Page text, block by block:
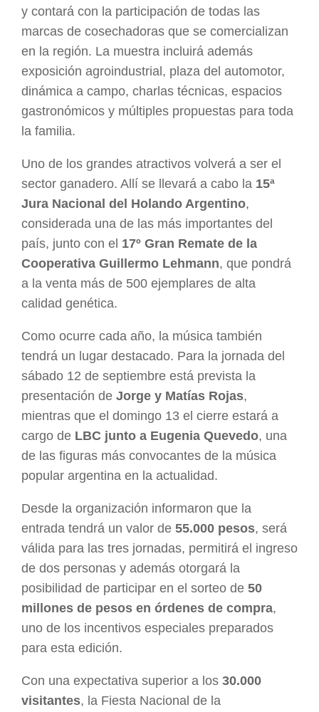
y contará con la participación de todas las
marcas de cosechadoras que se comercializan
en la región. La muestra incluirá además
exposición agroindustrial, plaza del automotor,
dinámica a campo, charlas técnicas, espacios
gastronómicos y múltiples propuestas para toda
la familia.
Uno de los grandes atractivos volverá a ser el
sector ganadero. Allí se llevará a cabo la 15ª
Jura Nacional del Holando Argentino,
considerada una de las más importantes del
país, junto con el 17º Gran Remate de la
Cooperativa Guillermo Lehmann, que pondrá
a la venta más de 500 ejemplares de alta
calidad genética.
Como ocurre cada año, la música también
tendrá un lugar destacado. Para la jornada del
sábado 12 de septiembre está prevista la
presentación de Jorge y Matías Rojas,
mientras que el domingo 13 el cierre estará a
cargo de LBC junto a Eugenia Quevedo, una
de las figuras más convocantes de la música
popular argentina en la actualidad.
Desde la organización informaron que la
entrada tendrá un valor de 55.000 pesos, será
válida para las tres jornadas, permitirá el ingreso
de dos personas y además otorgará la
posibilidad de participar en el sorteo de 50
millones de pesos en órdenes de compra,
uno de los incentivos especiales preparados
para esta edición.
Con una expectativa superior a los 30.000
visitantes, la Fiesta Nacional de la